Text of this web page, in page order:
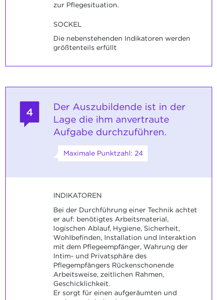
zur Pflegesituation.
SOCKEL
Die nebenstehenden Indikatoren werden
größtenteils erfüllt
4
Der Auszubildende ist in der
Lage die ihm anvertraute
Aufgabe durchzuführen.
Maximale Punktzahl: 24
INDIKATOREN
Bei der Durchführung einer Technik achtet
er auf: benötigtes Arbeitsmaterial,
logischen Ablauf, Hygiene, Sicherheit,
Wohlbefinden, Installation und Interaktion
mit dem Pflegeempfänger, Wahrung der
Intim- und Privatsphäre des
Pflegempfängers Rückenschonende
Arbeitsweise, zeitlichen Rahmen,
Geschicklichkeit.
Er sorgt für einen aufgeräumten und